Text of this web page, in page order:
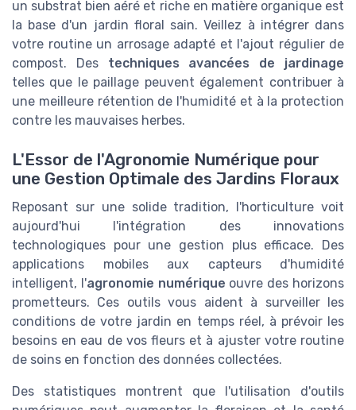
un substrat bien aéré et riche en matière organique est
la base d'un jardin floral sain. Veillez à intégrer dans
votre routine un arrosage adapté et l'ajout régulier de
compost. Des techniques avancées de jardinage
telles que le paillage peuvent également contribuer à
une meilleure rétention de l'humidité et à la protection
contre les mauvaises herbes.
L'Essor de l'Agronomie Numérique pour
une Gestion Optimale des Jardins Floraux
Reposant sur une solide tradition, l'horticulture voit
aujourd'hui l'intégration des innovations
technologiques pour une gestion plus efficace. Des
applications mobiles aux capteurs d'humidité
intelligent, l'agronomie numérique ouvre des horizons
prometteurs. Ces outils vous aident à surveiller les
conditions de votre jardin en temps réel, à prévoir les
besoins en eau de vos fleurs et à ajuster votre routine
de soins en fonction des données collectées.
Des statistiques montrent que l'utilisation d'outils